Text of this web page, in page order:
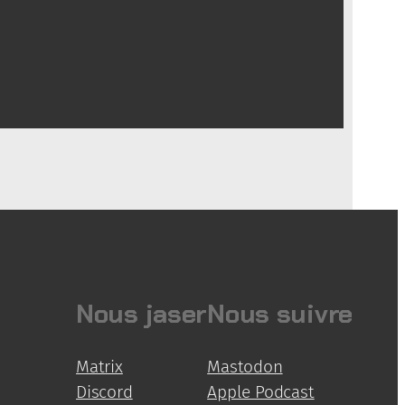
Nous jaser
Matrix
Discord
Nous suivre
Mastodon
Apple Podcast